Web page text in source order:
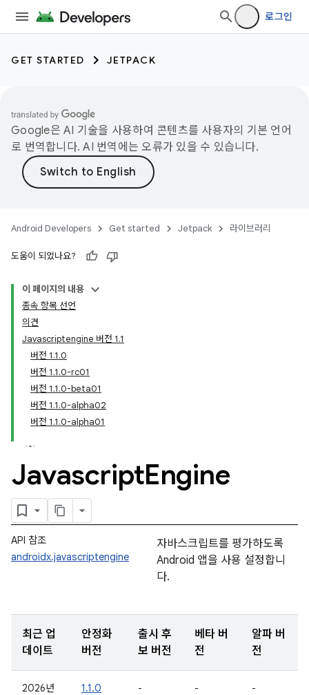
로그인
GET STARTED JETPACK
Google은 AI 기술을 사용하여 콘텐츠를 사용자의 기본 언어
로 번역합니다. AI 번역에는 오류가 있을 수 있습니다.
Android Developers Get started Jetpack 라이브러리
도움이 되었나요?
이 페이지의 내용
종속 항목 선언
의견
Javascriptengine 버전 1.1
버전 1.1.0
버전 1.1.0-rc01
버전 1.1.0-beta01
버전 1.1.0-alpha02
버전 1.1.0-alpha01
JavascriptEngine
API 참조
androidx.javascriptengine
자바스크립트를 평가하도록
Android 앱을 사용 설정합니
다.
최근 업
데이트
안정화
버전
출시 후
보 버전
베타 버
전
알파 버
전
2026년
1.1.0 - - -